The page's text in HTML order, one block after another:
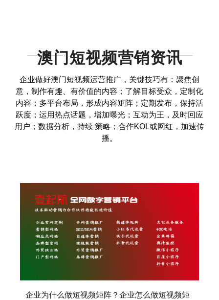
澳门短视频营销资讯
企业做好澳门短视频运营推广，关键技巧有：聚焦创
意，制作有趣、有价值的内容；了解目标受众，定制化
内容；多平台布局，形成内容矩阵；定期发布，保持活
跃度；运用热点话题，增加曝光；互动为王，及时回应
用户；数据分析，持续 策略；合作KOL或网红，加速传
播。
企业为什么做短视频矩阵？企业怎么做短视频矩